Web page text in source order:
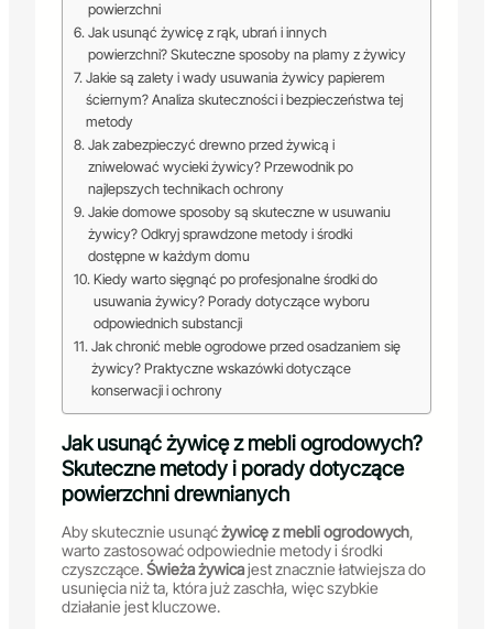
powierzchni
Jak usunąć żywicę z rąk, ubrań i innych
powierzchni? Skuteczne sposoby na plamy z żywicy
Jakie są zalety i wady usuwania żywicy papierem
ściernym? Analiza skuteczności i bezpieczeństwa tej
metody
Jak zabezpieczyć drewno przed żywicą i
zniwelować wycieki żywicy? Przewodnik po
najlepszych technikach ochrony
Jakie domowe sposoby są skuteczne w usuwaniu
żywicy? Odkryj sprawdzone metody i środki
dostępne w każdym domu
Kiedy warto sięgnąć po profesjonalne środki do
usuwania żywicy? Porady dotyczące wyboru
odpowiednich substancji
Jak chronić meble ogrodowe przed osadzaniem się
żywicy? Praktyczne wskazówki dotyczące
konserwacji i ochrony
Jak usunąć żywicę z mebli ogrodowych?
Skuteczne metody i porady dotyczące
powierzchni drewnianych
Aby skutecznie usunąćżywicę z mebli ogrodowych,
warto zastosować odpowiednie metody i środki
czyszczące.Świeża żywicajest znacznie łatwiejsza do
usunięcia niż ta, która już zaschła, więc szybkie
działanie jest kluczowe.